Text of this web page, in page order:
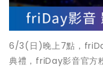
6/3(日)晚上7點，
典禮，friDay影音官方